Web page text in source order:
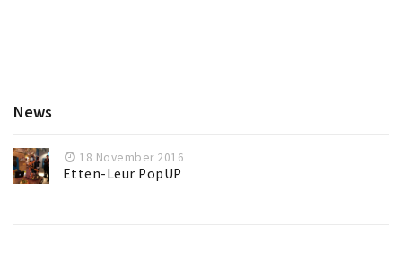
News
18 November 2016
Etten-Leur PopUP